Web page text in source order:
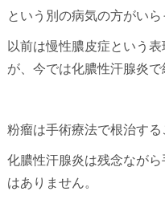
という別の病気の方がいら
以前は慢性膿皮症という
が、今では化膿性汗腺炎で
粉瘤は手術療法で根治す
化膿性汗腺炎は残念なが
はありません。